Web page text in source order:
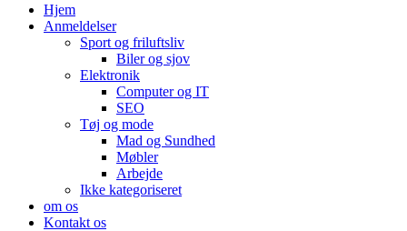
Hjem
Anmeldelser
Sport og friluftsliv
Biler og sjov
Elektronik
Computer og IT
SEO
Tøj og mode
Mad og Sundhed
Møbler
Arbejde
Ikke kategoriseret
om os
Kontakt os